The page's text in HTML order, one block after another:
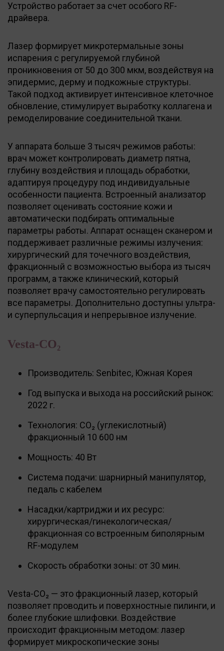
Устройство работает за счет особого RF-
драйвера.
Лазер формирует микротермальные зоны
испарения с регулируемой глубиной
проникновения от 50 до 300 мкм, воздействуя на
эпидермис, дерму и подкожные структуры.
Такой подход активирует интенсивное клеточное
обновление, стимулирует выработку коллагена и
ремоделирование соединительной ткани.
У аппарата больше 3 тысяч режимов работы:
врач может контролировать диаметр пятна,
глубину воздействия и площадь обработки,
адаптируя процедуру под индивидуальные
особенности пациента. Встроенный анализатор
позволяет оценивать состояние кожи и
автоматически подбирать оптимальные
параметры работы. Аппарат оснащен сканером и
поддерживает различные режимы излучения:
хирургический для точечного воздействия,
фракционный с возможностью выбора из тысяч
программ, а также клинический, который
позволяет врачу самостоятельно регулировать
все параметры. Дополнительно доступны ультра-
и суперпульсация и непрерывное излучение.
Vesta-CO₂
Производитель: Senbitec, Южная Корея
Год выпуска и выхода на российский рынок:
2022 г.
Технология: CO₂ (углекислотный)
фракционный 10 600 нм
Мощность: 40 Вт
Система подачи: шарнирный манипулятор,
педаль с кабелем
Насадки/картриджи и их ресурс:
хирургическая/гинекологическая/
фракционная со встроенным биполярным
RF-модулем
Скорость обработки зоны: от 30 мин.
Vesta-CO₂ — это фракционный лазер, который
позволяет проводить и поверхностные пилинги, и
более глубокие шлифовки. Воздействие
происходит фракционным методом: лазер
формирует микроскопические зоны